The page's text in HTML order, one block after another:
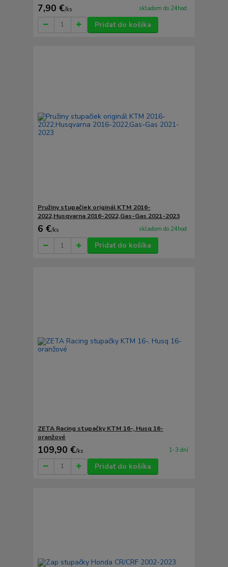
7,90 €/ks skladom do 24hod.
Pridať do košíka
Pružiny stupačiek originál KTM 2016-
2022,Husqvarna 2016-2022,Gas-Gas 2021-2023
6 €/ks skladom do 24hod.
Pridať do košíka
ZETA Racing stupačky KTM 16-, Husq 16-
oranžové
109,90 €/ks 1-3 dní
Pridať do košíka